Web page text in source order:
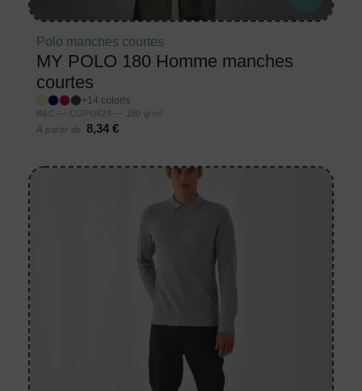
Polo manches courtes
MY POLO 180 Homme manches
courtes
+14 coloris
B&C — CGPU424 — 180 g/m²
À partir de
8,34 €